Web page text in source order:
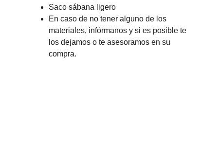
Saco sábana ligero
En caso de no tener alguno de los
materiales, infórmanos y si es posible te
los dejamos o te asesoramos en su
compra.